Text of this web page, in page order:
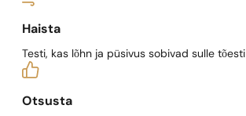
Haista
Testi, kas lõhn ja püsivus sobivad sulle tõesti
Otsusta